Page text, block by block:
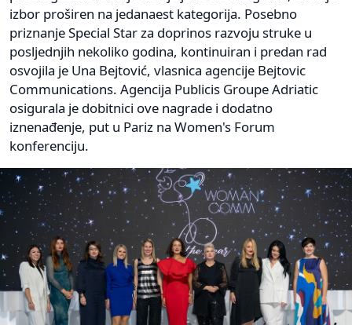
izbor proširen na jedanaest kategorija. Posebno
priznanje Special Star za doprinos razvoju struke u
posljednjih nekoliko godina, kontinuiran i predan rad
osvojila je Una Bejtović, vlasnica agencije Bejtovic
Communications. Agencija Publicis Groupe Adriatic
osigurala je dobitnici ove nagrade i dodatno
iznenađenje, put u Pariz na Women's Forum
konferenciju.